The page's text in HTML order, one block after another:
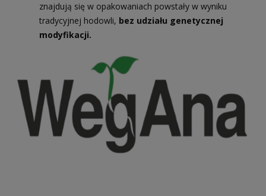
znajdują się w opakowaniach powstały w wyniku
tradycyjnej hodowli, bez udziału genetycznej
modyfikacji.